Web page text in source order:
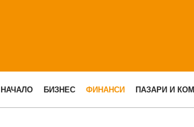
НАЧАЛО БИЗНЕС ФИНАНСИ ПАЗАРИ И